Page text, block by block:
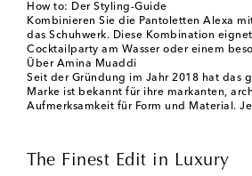
How to: Der Styling-Guide
Kombinieren Sie die Pantoletten Alexa
das Schuhwerk. Diese Kombination
Cocktailparty am Wasser oder einem
Über Amina Muaddi
Seit der Gründung im Jahr 2018 hat das
Marke ist bekannt für ihre markanten,
Aufmerksamkeit für Form und Material.
The Finest Edit in Luxury